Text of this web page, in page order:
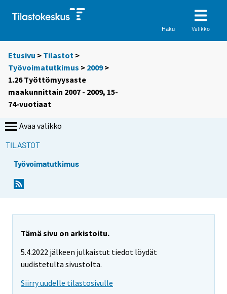
Haku Valikko
Etusivu > Tilastot >
Työvoimatutkimus > 2009>
1.26 Työttömyysaste
maakunnittain 2007 - 2009, 15-
74-vuotiaat
Avaa valikko
TILASTOT
Työvoimatutkimus
Tämä sivu on arkistoitu.
5.4.2022 jälkeen julkaistut tiedot löydät
uudistetulta sivustolta.
Siirry uudelle tilastosivulle